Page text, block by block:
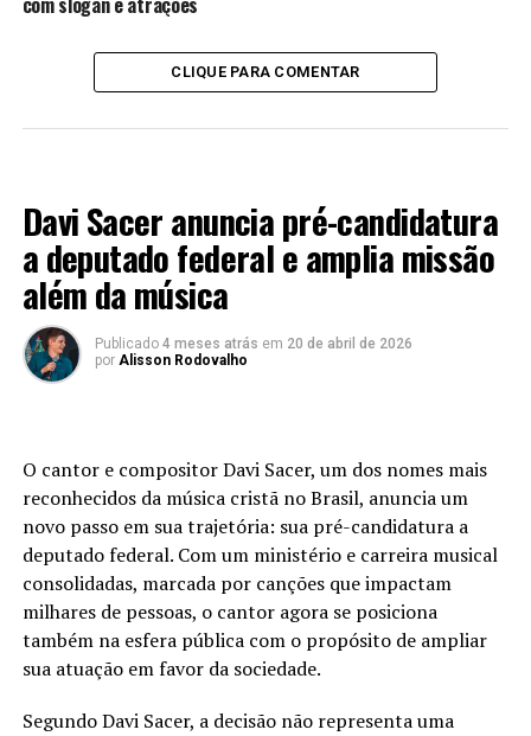
CLIQUE PARA COMENTAR
Davi Sacer anuncia pré-candidatura
a deputado federal e amplia missão
além da música
Publicado 4 meses atrás em 20 de abril de 2026
por Alisson Rodovalho
O cantor e compositor Davi Sacer, um dos nomes mais
reconhecidos da música cristã no Brasil, anuncia um
novo passo em sua trajetória: sua pré-candidatura a
deputado federal. Com um ministério e carreira musical
consolidadas, marcada por canções que impactam
milhares de pessoas, o cantor agora se posiciona
também na esfera pública com o propósito de ampliar
sua atuação em favor da sociedade.
Segundo Davi Sacer, a decisão não representa uma